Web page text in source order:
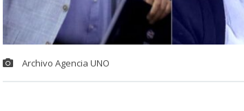
Archivo Agencia UNO